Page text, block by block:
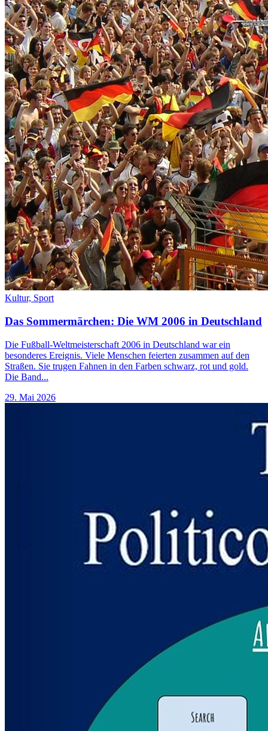
Kultur, Sport
Das Sommermärchen: Die WM 2006 in Deutschland
Die Fußball-Weltmeisterschaft 2006 in Deutschland war ein
besonderes Ereignis. Viele Menschen feierten zusammen auf den
Straßen. Sie trugen Fahnen in den Farben schwarz, rot und gold.
Die Band...
29. Mai 2026